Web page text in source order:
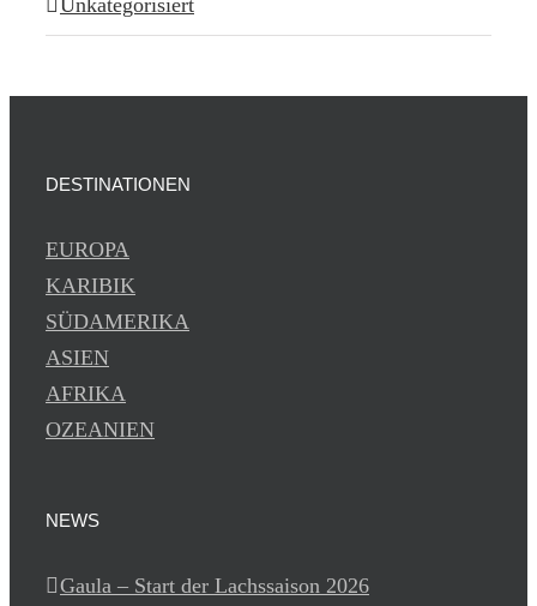
DESTINATIONEN
EUROPA
KARIBIK
SÜDAMERIKA
ASIEN
AFRIKA
OZEANIEN
NEWS
Gaula – Start der Lachssaison 2026